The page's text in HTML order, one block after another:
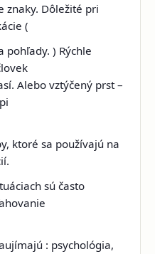
znaky. Dôležité pri
(
pohľady. ) Rýchle
Alebo vztýčený prst –
ktoré sa používajú na
sú často
: psychológia,